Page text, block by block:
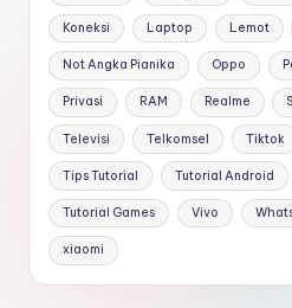
Koneksi Laptop Lemot
Not Angka Pianika Oppo
Privasi RAM Realme
Televisi Telkomsel Tiktok
Tips Tutorial Tutorial Android
Tutorial Games Vivo
xiaomi